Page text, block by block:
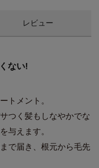
レビュー
ない!
トメント。
つく髪もしなやかでな
与えます。
で届き、根元から毛先